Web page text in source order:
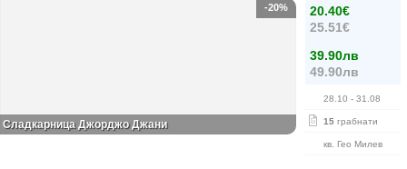
20.40€
25.51€
39.90лв
49.90лв
28.10 - 31.08
15 грабнати
кв. Гео Милев
-20%
Сладкарница Джорджо Джани